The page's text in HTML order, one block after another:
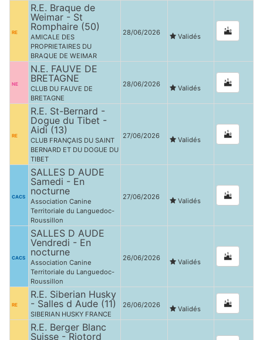
RE
R.E. Braque de
Weimar - St
Romphaire (50)
AMICALE DES
PROPRIETAIRES DU
BRAQUE DE WEIMAR
28/06/2026 Validés
NE
N.E. FAUVE DE
BRETAGNE
CLUB DU FAUVE DE
BRETAGNE
28/06/2026 Validés
RE
R.E. St-Bernard -
Dogue du Tibet -
Aidi (13)
CLUB FRANÇAIS DU SAINT
BERNARD ET DU DOGUE DU
TIBET
27/06/2026 Validés
CACS
SALLES D AUDE
Samedi - En
nocturne
Association Canine
Territoriale du Languedoc-
Roussillon
27/06/2026 Validés
CACS
SALLES D AUDE
Vendredi - En
nocturne
Association Canine
Territoriale du Languedoc-
Roussillon
26/06/2026 Validés
RE
R.E. Siberian Husky
- Salles d Aude (11)
SIBERIAN HUSKY FRANCE
26/06/2026 Validés
R.E. Berger Blanc
Suisse - Riotord